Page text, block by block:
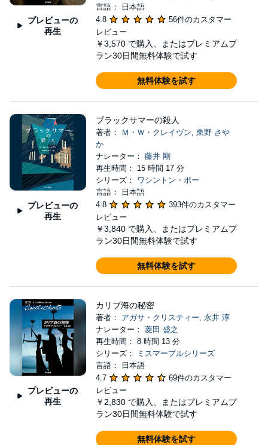
プレビューの
再生
言語： 日本語
4.8
56件のカスタマー
レビュー
￥3,570 で購入、またはプレミアムプ
ラン30日間無料体験で試す
無料体験を試す
プレビューの
再生
ブラックサマーの殺人
著者： Ｍ・Ｗ・クレイヴン, 東野 さや
か
ナレーター： 藤井 剛
再生時間： 15 時間 17 分
シリーズ： ワシントン・ポー
言語： 日本語
4.8
393件のカスタマー
レビュー
￥3,840 で購入、またはプレミアムプ
ラン30日間無料体験で試す
無料体験を試す
プレビューの
再生
カリブ海の秘密
著者： アガサ・クリスティー, 永井 淳
ナレーター： 菱田 盛之
再生時間： 8 時間 13 分
シリーズ：
ミスマープルシリーズ
言語： 日本語
4.7
69件のカスタマー
レビュー
￥2,830 で購入、またはプレミアムプ
ラン30日間無料体験で試す
無料体験を試す